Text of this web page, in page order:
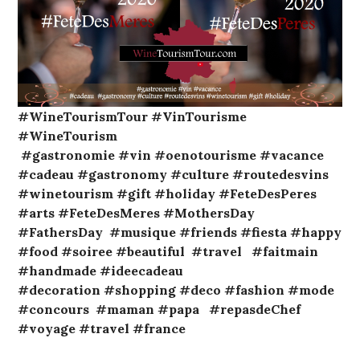
#WineTourismTour #VinTourisme
#WineTourism
#gastronomie #vin #oenotourisme #vacance
#cadeau #gastronomy #culture #routedesvins
#winetourism #gift #holiday #FeteDesPeres
#arts #FeteDesMeres #MothersDay
#FathersDay #musique #friends #fiesta #happy
#food #soiree #beautiful #travel
#faitmain
#handmade #ideecadeau
#decoration #shopping #deco #fashion #mode
#concours #maman #papa
#repasdeChef
#voyage #travel #france